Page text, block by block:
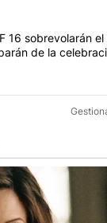
con el título "Los
16 sobrevolarán
de la